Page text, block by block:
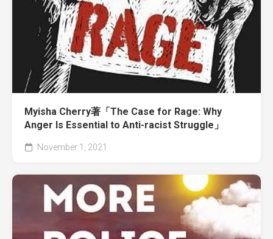
Myisha Cherry著「The Case for Rage: Why
Anger Is Essential to Anti-racist Struggle」
November 1, 2021